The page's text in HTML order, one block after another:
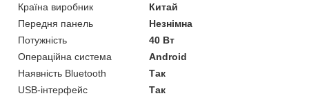
Країна виробник
Китай
Передня панель
Незнімна
Потужність
40 Вт
Операційна система
Android
Наявність Bluetooth
Так
USB-інтерфейс
Так